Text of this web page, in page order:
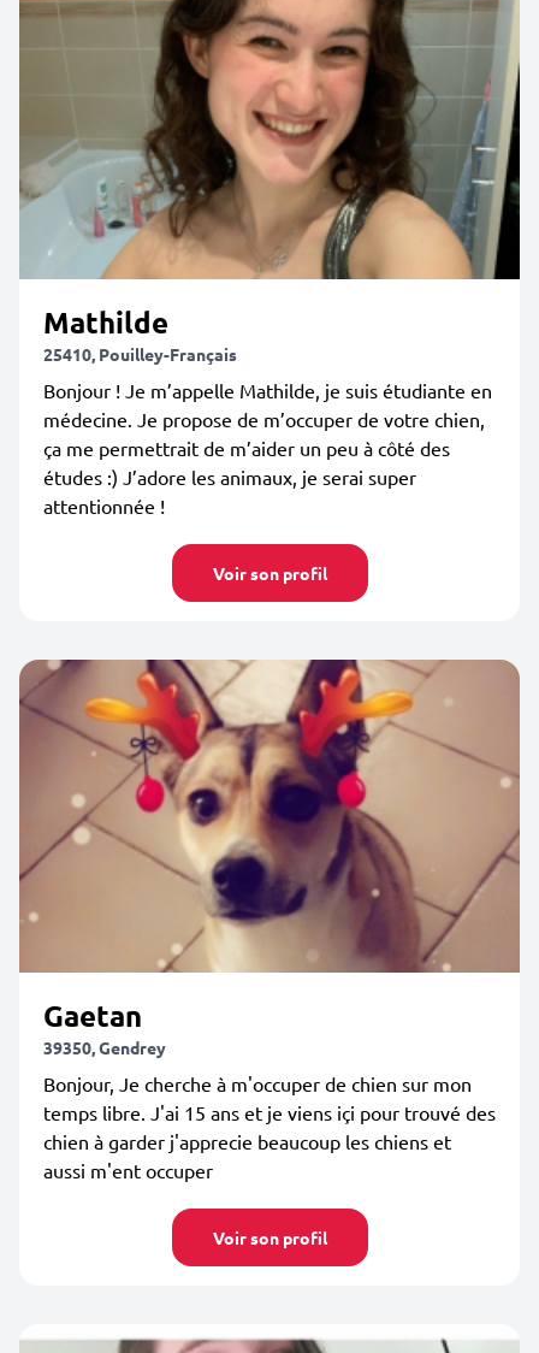
Mathilde
25410, Pouilley-Français
Bonjour ! Je m’appelle Mathilde, je suis étudiante en
médecine. Je propose de m’occuper de votre chien,
ça me permettrait de m’aider un peu à côté des
études :) J’adore les animaux, je serai super
attentionnée !
Voir son profil
Gaetan
39350, Gendrey
Bonjour, Je cherche à m'occuper de chien sur mon
temps libre. J'ai 15 ans et je viens içi pour trouvé des
chien à garder j'apprecie beaucoup les chiens et
aussi m'ent occuper
Voir son profil